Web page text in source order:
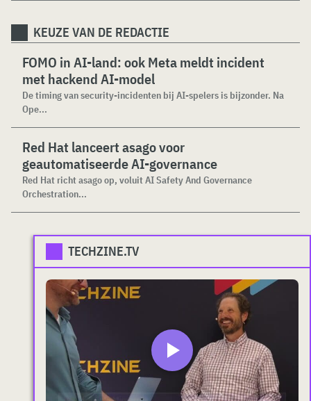
KEUZE VAN DE REDACTIE
FOMO in AI-land: ook Meta meldt incident
met hackend AI-model
De timing van security-incidenten bij AI-spelers is bijzonder. Na
Ope...
Red Hat lanceert asago voor
geautomatiseerde AI-governance
Red Hat richt asago op, voluit AI Safety And Governance
Orchestration...
TECHZINE.TV